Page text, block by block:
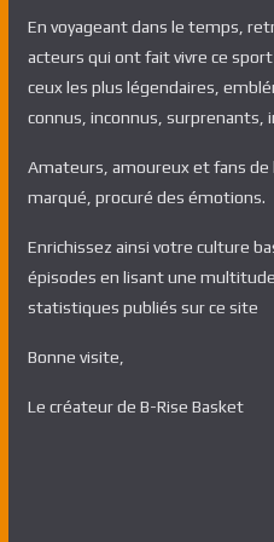
En voyageant dans le temps,
acteurs qui ont fait vivre ce
ceux les plus légendaires,
connus, inconnus, surprenants,
Amateurs, amoureux et fans de
marqué, procuré des émotions.
Enrichissez ainsi votre culture
épisodes en lisant une
statistiques publiés sur ce site
Bonne visite,
Le créateur de B-Rise Basket